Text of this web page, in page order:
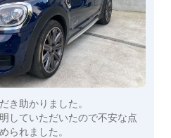
き助かりました。
していただいたので不安な点
られました。